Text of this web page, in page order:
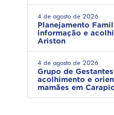
4 de agosto de 2026
Planejamento
informação e
Ariston
4 de agosto de 2026
Grupo de
acolhimento e
mamães em